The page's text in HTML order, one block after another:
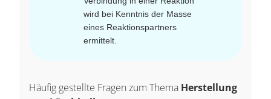
wird bei Kenntnis der Masse
eines Reaktionspartners
ermittelt.
Häufig gestellte Fragen zum Thema Herstellung